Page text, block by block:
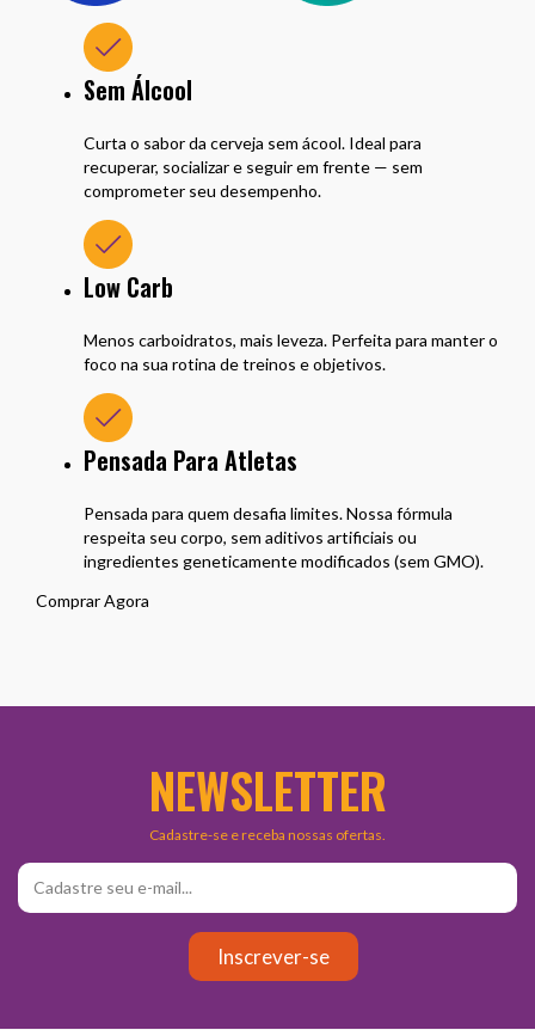
Sem Álcool
Curta o sabor da cerveja sem ácool. Ideal para
recuperar, socializar e seguir em frente — sem
comprometer seu desempenho.
Low Carb
Menos carboidratos, mais leveza. Perfeita para manter o
foco na sua rotina de treinos e objetivos.
Pensada Para Atletas
Pensada para quem desafia limites. Nossa fórmula
respeita seu corpo, sem aditivos artificiais ou
ingredientes geneticamente modificados (sem GMO).
Comprar Agora
NEWSLETTER
Cadastre-se e receba nossas ofertas.